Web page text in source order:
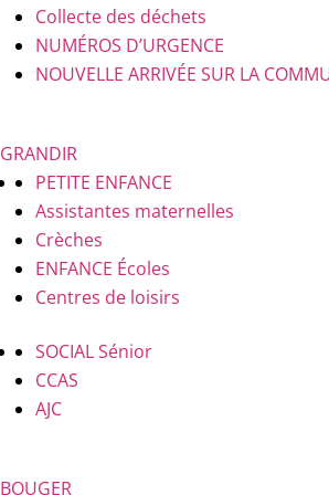
Collecte des déchets
NUMÉROS D’URGENCE
NOUVELLE ARRIVÉE SUR LA
GRANDIR
PETITE ENFANCE
Assistantes maternelles
Crèches
ENFANCE Écoles
Centres de loisirs
SOCIAL Sénior
CCAS
AJC
BOUGER